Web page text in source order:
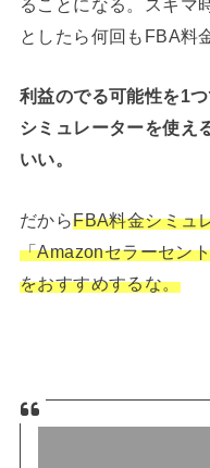
ることになる。スキマ
としたら何回もFBA料
利益のでる可能性を1
シミュレーターを使え
いい。
だからFBA料金シミュ
「Amazonセラーセン
をおすすめするな。